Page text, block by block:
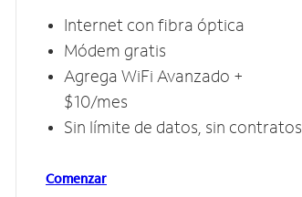
Internet con fibra óptica
Módem gratis
Agrega WiFi Avanzado +
$10/mes
Sin límite de datos, sin contratos
Comenzar